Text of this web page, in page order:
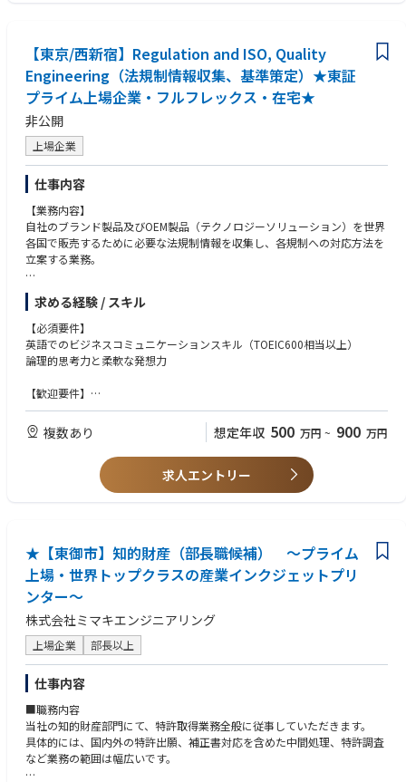
をサポートする経営スタッフ業務など、法務としての能力を軸とした幅広
いキャリパスを用意しております。
＜アピールポイント＞
・グローバルに展開する企業において、法務のプロフェッショナルとして
事業推進に携わり規模の大きい業務に携わることができる
・（参画するプロジェクトによるが）M&Aや新規事業の立上げといった事
業の進め方を学ぶ機会がある
・海外の関係者（海外極、海外弁護士等）とのメール・オンライン会議等
が発生し、語学力を磨ける
業務効率化のためのツールは積極的に活用・導入しており、企業法務とし
て最先端の働き方ができる
・フレックス制度などを活用してご自身でタイムマネジメントを行いなが
らフレキシブルに働くことができる環境がある
・法務組織としてメンバーのサポート・育成ができる体制であり上司・同
僚から必要な支援が受けられる
＜働き方について＞
・リモートワーク可能
・出社は週1～2回程度（状況により出社が多いこともあり）
・海外とのミーティングもあり、朝早く（7時くらい）から、夜（20時、2
・海外出張の可能性もあり
・繁忙期はプロジェクト等のフェーズによる
・法務のプロフェッショナルとしてビジネス側の事業推進のために動くと
いうマインドをお持ちの方
・これまで経験したことのないことでも物怖じせず乗り越えようとするマ
インドのある方
・自律的に考え、関係者を巻き込みながら、自ら課題を発見し、提案し、
解決のために必要なアクションを取ることができる方
【東京/西新宿】Regulation and ISO, Quality
Engineering（法規制情報収集、基準策定）★東証
プライム上場企業・フルフレックス・在宅★
非公開
上場企業
仕事内容
【業務内容】
自社のブランド製品及びOEM製品（テクノロジーソリューション）を世界
各国で販売するために必要な法規制情報を収集し、各規制への対応方法を
立案する業務。
・世界各国における電気電子製品に関する下記法規制情報の把握
・Wi-Fi, Bluetooth等に関する無線規制
・製品安全・EMC規制に関する規制
・エネルギー効率規制
・設計生産委託先（無線モジュールベンダーを含む）、海外販社、業界団
・法規制に対応するための社内プロセス、及び基準等の策定
に貢献する
・設計部門や製造部門に対する指示、フォロー
【仕事の魅力】
世界各国で販売するために必要な法規制情報は、刻刻と変化しており、判
ビジネスレベルの英語力だけでなく、柔軟な発想力、知的好奇心、問題解
決能力、社内外とのコミュニケーション力をフルに生かせる点が、本ポジ
ションの魅力です。また、細分化された大企業での業務と異なり、幅広い
業務に携わることの出来るポジションです。
また、必要に応じて出社は必要ですが、在宅勤務を活用して働けるポジシ
ョンとなります。
求める経験 / スキル
【必須要件】
英語でのビジネスコミュニケーションスキル（TOEIC600相当以上）
論理的思考力と柔軟な発想力
【歓迎要件】
開発プロジェクトのリーダー経験
法務・知財・特許に関する職務経験
無線規制、製品安全・EMC規制、エネルギー効率規制、実務経験者
担当業務以外にも視野を広げたいという意欲のある方
複数あり 想定年収 500 万円 ~ 900 万円
求人エントリー
★【東御市】知的財産（部長職候補） ～プライム
上場・世界トップクラスの産業インクジェットプリ
ンター～
株式会社ミマキエンジニアリング
上場企業 部長以上
仕事内容
■職務内容
当社の知的財産部門にて、特許取得業務全般に従事していただきます。
具体的には、国内外の特許出願、補正書対応を含めた中間処理、特許調査
など業務の範囲は幅広いです。